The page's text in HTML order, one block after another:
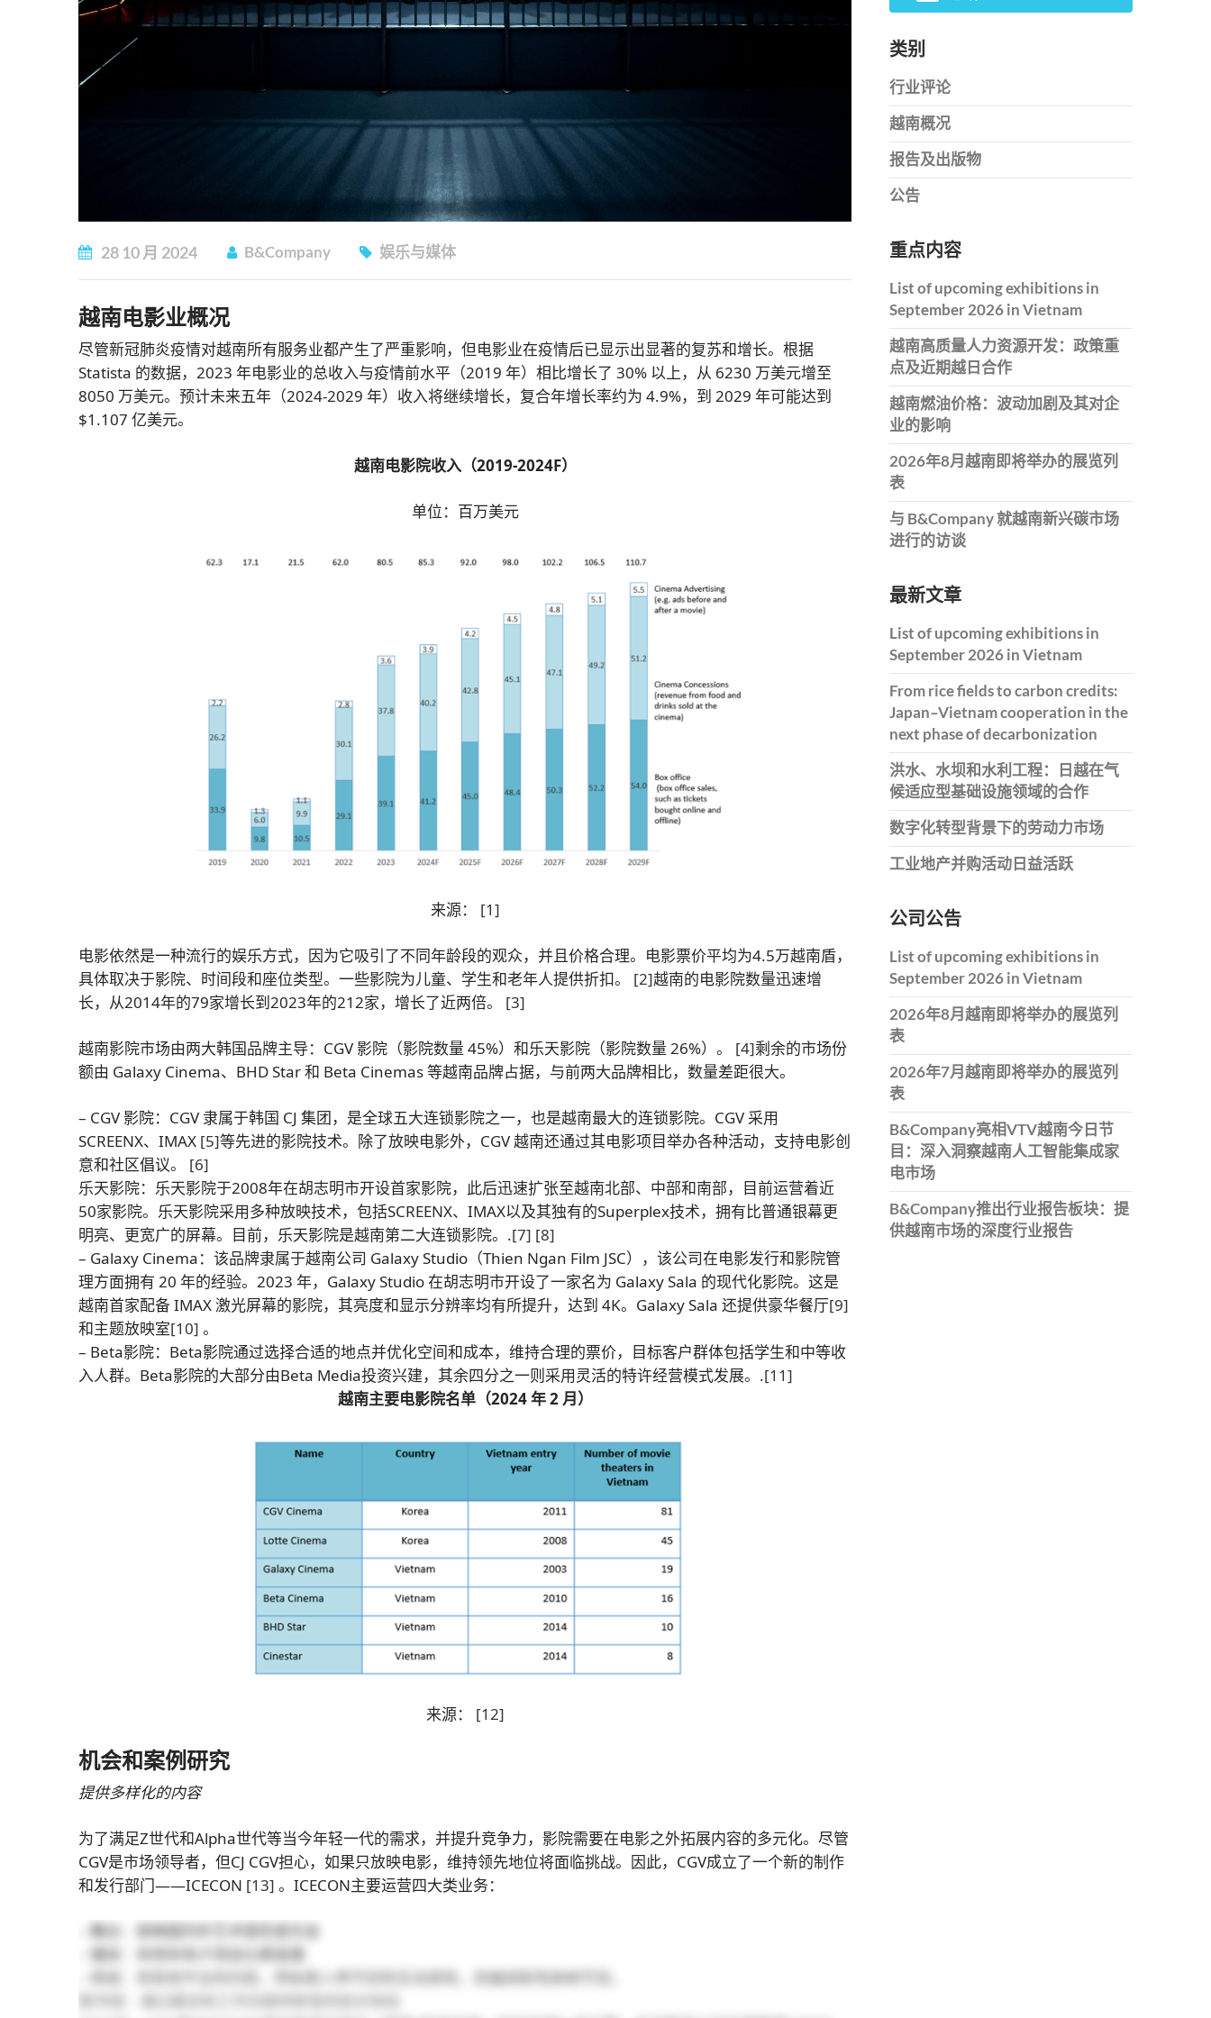
28 10 月 2024 B&Company 娱乐与媒体
越南电影业概况
尽管新冠肺炎疫情对越南所有服务业都产生了严重影响，但电影业在疫情后已显示出显著的复苏和增长。根据
Statista 的数据，2023 年电影业的总收入与疫情前水平（2019 年）相比增长了 30% 以上，从 6230 万美元增至
8050 万美元。预计未来五年（2024-2029 年）收入将继续增长，复合年增长率约为 4.9%，到 2029 年可能达到
$1.107 亿美元。
越南电影院收入（2019-2024F）
单位：百万美元
来源： [1]
电影依然是一种流行的娱乐方式，因为它吸引了不同年龄段的观众，并且价格合理。电影票价平均为4.5万越南盾，
具体取决于影院、时间段和座位类型。一些影院为儿童、学生和老年人提供折扣。 [2]越南的电影院数量迅速增
长，从2014年的79家增长到2023年的212家，增长了近两倍。 [3]
越南影院市场由两大韩国品牌主导：CGV 影院（影院数量 45%）和乐天影院（影院数量 26%）。 [4]剩余的市场份
额由 Galaxy Cinema、BHD Star 和 Beta Cinemas 等越南品牌占据，与前两大品牌相比，数量差距很大。
– CGV 影院：CGV 隶属于韩国 CJ 集团，是全球五大连锁影院之一，也是越南最大的连锁影院。CGV 采用
SCREENX、IMAX [5]等先进的影院技术。除了放映电影外，CGV 越南还通过其电影项目举办各种活动，支持电影创
意和社区倡议。 [6]
乐天影院：乐天影院于2008年在胡志明市开设首家影院，此后迅速扩张至越南北部、中部和南部，目前运营着近
50家影院。乐天影院采用多种放映技术，包括SCREENX、IMAX以及其独有的Superplex技术，拥有比普通银幕更
明亮、更宽广的屏幕。目前，乐天影院是越南第二大连锁影院。.[7] [8]
– Galaxy Cinema：该品牌隶属于越南公司 Galaxy Studio（Thien Ngan Film JSC），该公司在电影发行和影院管
理方面拥有 20 年的经验。2023 年，Galaxy Studio 在胡志明市开设了一家名为 Galaxy Sala 的现代化影院。这是
越南首家配备 IMAX 激光屏幕的影院，其亮度和显示分辨率均有所提升，达到 4K。Galaxy Sala 还提供豪华餐厅[9]
和主题放映室[10] 。
– Beta影院：Beta影院通过选择合适的地点并优化空间和成本，维持合理的票价，目标客户群体包括学生和中等收
入人群。Beta影院的大部分由Beta Media投资兴建，其余四分之一则采用灵活的特许经营模式发展。.[11]
越南主要电影院名单（2024 年 2 月）
来源： [12]
机会和案例研究
提供多样化的内容
为了满足Z世代和Alpha世代等当今年轻一代的需求，并提升竞争力，影院需要在电影之外拓展内容的多元化。尽管
CGV是市场领导者，但CJ CGV担心，如果只放映电影，维持领先地位将面临挑战。因此，CGV成立了一个新的制作
和发行部门——ICECON [13] 。ICECON主要运营四大类业务：
– 舞台：放映国内外艺术家的音乐会
– 播放：体育和电子竞技比赛直播
– 频道：将其他平台的内容，例如真人秀节目和互动游戏，改编成影院放映节目。
类别
行业评论
越南概况
报告及出版物
公告
重点内容
List of upcoming exhibitions in
September 2026 in Vietnam
越南高质量人力资源开发：政策重
点及近期越日合作
越南燃油价格：波动加剧及其对企
业的影响
2026年8月越南即将举办的展览列
表
与 B&Company 就越南新兴碳市场
进行的访谈
最新文章
List of upcoming exhibitions in
September 2026 in Vietnam
From rice fields to carbon credits:
Japan–Vietnam cooperation in the
next phase of decarbonization
洪水、水坝和水利工程：日越在气
候适应型基础设施领域的合作
数字化转型背景下的劳动力市场
工业地产并购活动日益活跃
公司公告
List of upcoming exhibitions in
September 2026 in Vietnam
2026年8月越南即将举办的展览列
表
2026年7月越南即将举办的展览列
表
B&Company亮相VTV越南今日节
目：深入洞察越南人工智能集成家
电市场
B&Company推出行业报告板块：提
供越南市场的深度行业报告